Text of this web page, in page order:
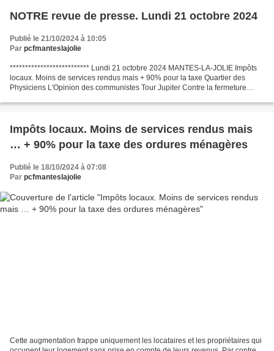
NOTRE revue de presse. Lundi 21 octobre 2024
Publié le 21/10/2024 à 10:05
Par pcfmanteslajolie
************************** Lundi 21 octobre 2024 MANTES-LA-JOLIE Impôts
locaux. Moins de services rendus mais + 90% pour la taxe Quartier des
Physiciens L'Opinion des communistes Tour Jupiter Contre la fermeture
Impôts locaux. Moins de services rendus mais
… + 90% pour la taxe des ordures ménagères
Publié le 18/10/2024 à 07:08
Par pcfmanteslajolie
Cette augmentation frappe uniquement les locataires et les propriétaires qui